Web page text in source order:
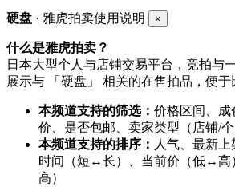
硬盘 · 雅虎拍卖使用说明 ×
什么是雅虎拍卖？
日本大型个人与店铺交易平台，竞拍与
展示与 「硬盘」 相关的在售拍品，便于
本频道支持的筛选： 价格区间、成
价、是否包邮、卖家类型（店铺/
本频道支持的排序： 人气、最新
时间（短↔长）、当前价（低↔高
高）